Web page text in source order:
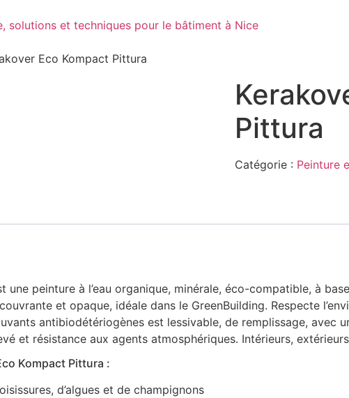
Eco Kompact Pittura
Pittura
Catégorie : Peinture
une peinture à l’eau organique, minérale, éco-compatible, à
et opaque, idéale dans le GreenBuilding. Respecte
antibiodétériogènes est lessivable, de remplissage, avec
et résistance aux agents atmosphériques. Intérieurs,
Kompact Pittura :
d’algues et de champignons